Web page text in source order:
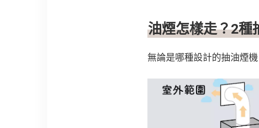
油煙怎樣走？2種
無論是哪種設計的抽油煙